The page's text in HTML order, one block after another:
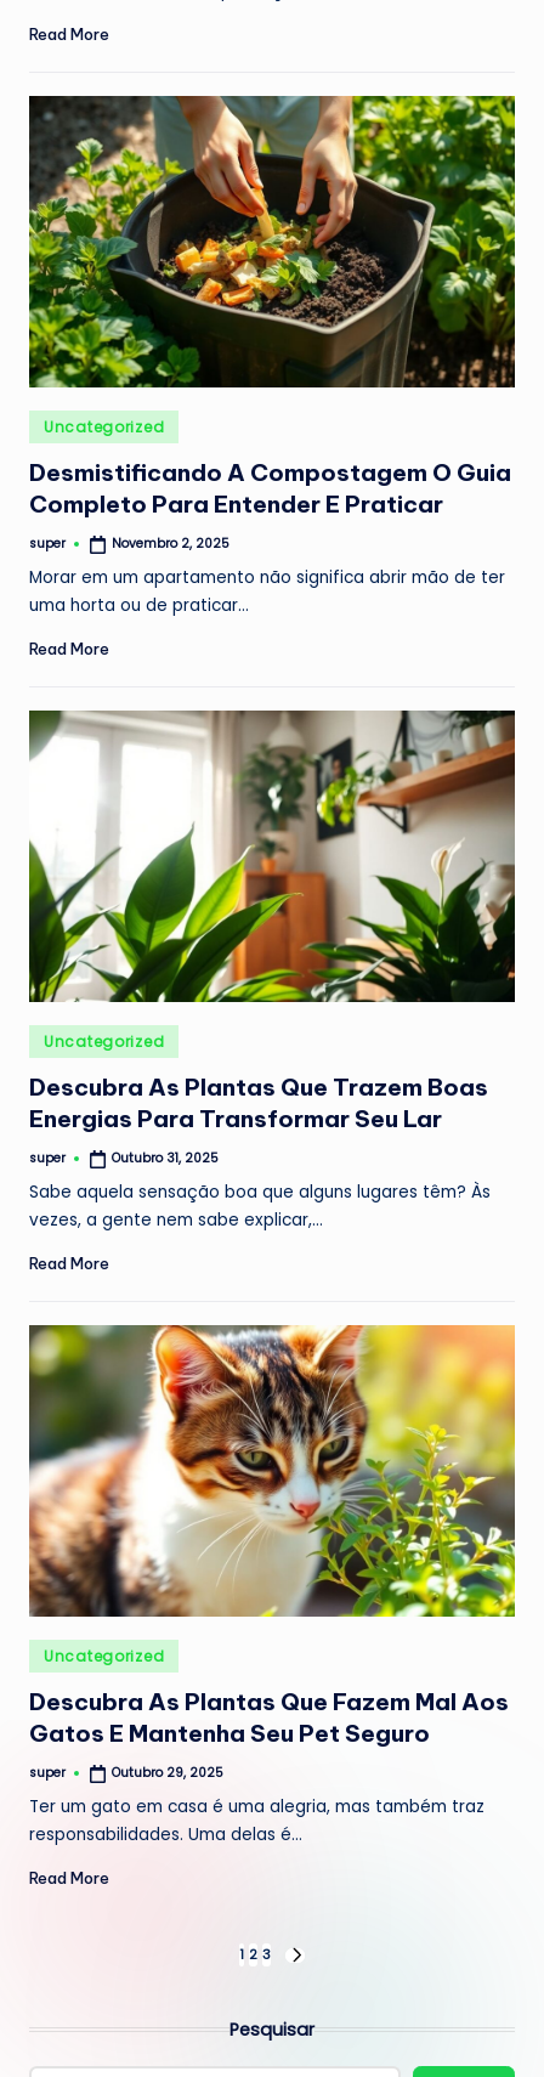
Read More
Posted
in
Uncategorized
Desmistificando A Compostagem O Guia
Completo Para Entender E Praticar
Posted
super Novembro 2, 2025
Morar em um apartamento não significa abrir mão de ter
uma horta ou de praticar…
Read More
Posted
in
Uncategorized
Descubra As Plantas Que Trazem Boas
Energias Para Transformar Seu Lar
Posted
super Outubro 31, 2025
Sabe aquela sensação boa que alguns lugares têm? Às
vezes, a gente nem sabe explicar,…
Read More
Posted
in
Uncategorized
Descubra As Plantas Que Fazem Mal Aos
Gatos E Mantenha Seu Pet Seguro
Posted
super Outubro 29, 2025
Ter um gato em casa é uma alegria, mas também traz
responsabilidades. Uma delas é…
Read More
conteúdos
1 2 3
Pesquisar